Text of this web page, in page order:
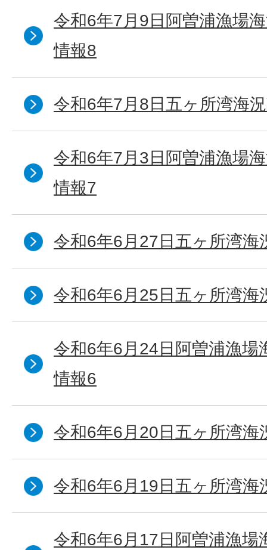
令和6年7月9日阿曽浦漁場
情報8
令和6年7月8日五ヶ所湾海
令和6年7月3日阿曽浦漁場
情報7
令和6年6月27日五ヶ所湾海
令和6年6月25日五ヶ所湾海
令和6年6月24日阿曽浦漁場
情報6
令和6年6月20日五ヶ所湾海
令和6年6月19日五ヶ所湾海
令和6年6月17日阿曽浦漁場